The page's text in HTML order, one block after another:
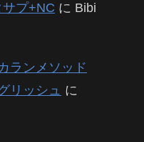
プ+NC に Bibi
ランメソッド
リッシュ に